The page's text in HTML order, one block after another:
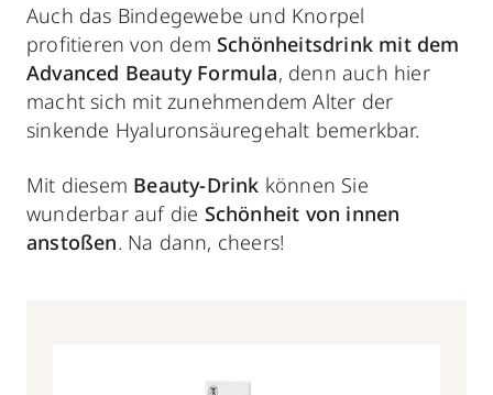
Auch das Bindegewebe und Knorpel
profitieren von dem Schönheitsdrink mit dem
Advanced Beauty Formula, denn auch hier
macht sich mit zunehmendem Alter der
sinkende Hyaluronsäuregehalt bemerkbar.
Mit diesem Beauty-Drink können Sie
wunderbar auf die Schönheit von innen
anstoßen. Na dann, cheers!